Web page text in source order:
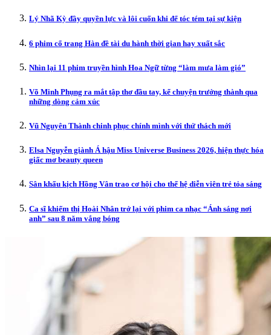
Lý Nhã Kỳ đầy quyền lực và lôi cuốn khi để tóc tém tại sự kiện
6 phim cổ trang Hàn đề tài du hành thời gian hay xuất sắc
Nhìn lại 11 phim truyền hình Hoa Ngữ từng “làm mưa làm gió”
Võ Minh Phụng ra mắt tập thơ đầu tay, kể chuyện trưởng thành qua
những dòng cảm xúc
Vũ Nguyên Thành chinh phục chính mình với thử thách mới
Elsa Nguyễn giành Á hậu Miss Universe Business 2026, hiện thực hóa
giấc mơ beauty queen
Sân khấu kịch Hồng Vân trao cơ hội cho thế hệ diễn viên trẻ tỏa sáng
Ca sĩ khiếm thị Hoài Nhân trở lại với phim ca nhạc “Ánh sáng nơi
anh” sau 8 năm vắng bóng